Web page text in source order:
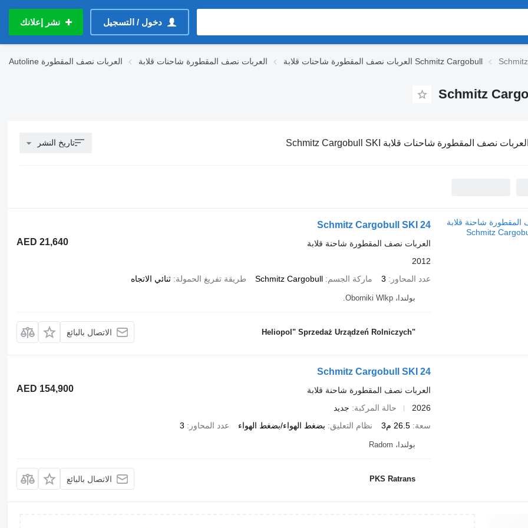
دخول / التسجيل نشر إعلانك
Autoline العربات نصف المقطورة العربات نصف المقطورة شاحنات قلابة العربات نصف المقطورة شاحنات قلابة Schmitz Cargobull
العربات نصف المقطورة شاحنات قلابة Schmitz Cargobull SKI تاريخ النشر
Schmitz Cargobull SKI 24
AED 21,640
العربات نصف المقطورة شاحنة قلابة
2012
عدد المحاور
3 ماركة الجسم Schmitz Cargobull طريقة تفريغ الحمولة ثنائي الاتجاه
بولندا، Oborniki Wlkp.
"Heliopol" Sprzedaż Urządzeń Rolniczych الاتصال بالبائع
Schmitz Cargobull SKI 24
AED 154,900
العربات نصف المقطورة شاحنة قلابة
2026
حالة المركبة
جديد
سعة 26.5 م3 نظام التعليق بضغط الهواء/بضغط الهواء عدد المحاور 3
بولندا، Radom
PKS Ratrans الاتصال بالبائع